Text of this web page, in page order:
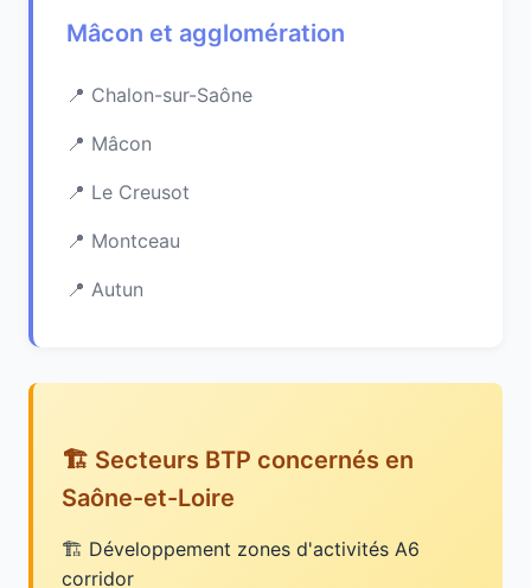
Mâcon et agglomération
Chalon-sur-Saône
Mâcon
Le Creusot
Montceau
Autun
🏗️ Secteurs BTP concernés en
Saône-et-Loire
Développement zones d'activités A6
corridor